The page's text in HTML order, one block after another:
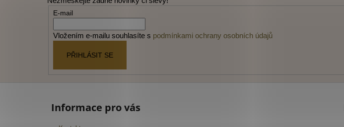
E-mail
Vložením e-mailu souhlasíte s podmínkami ochrany osobních údajů
PŘIHLÁSIT SE
Informace pro vás